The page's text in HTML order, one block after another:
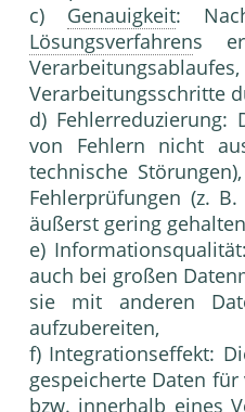
c) Genauigkeit:
Lösungsverfahrens
Verarbeitungsschritte
d) Fehlerreduzierung:
von Fehlern nicht
technische
Fehlerprüfungen (z.
äußerst gering
e)
auch bei großen
sie mit anderen
aufzubereiten,
f) Integrationseffekt:
gespeicherte Daten
bzw. innerhalb eines